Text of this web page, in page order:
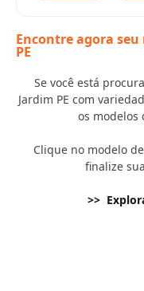
Encontre agora
PE
Se você está
Jardim PE com
os modelos
Clique no modelo
finalize
>>